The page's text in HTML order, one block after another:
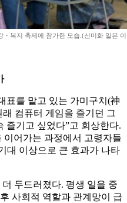
복지 축제에 참가한 모습.(신미화 일본
표를 맡고 있는 가미구치(神
컴퓨터 게임을 즐기던 그
즐기고 싶었다”고 회상한다.
이어가는 과정에서 고령자들
대 이상으로 큰 효과가 나타
두드러졌다. 평생 일을 중
사회적 역할과 관계망이 급